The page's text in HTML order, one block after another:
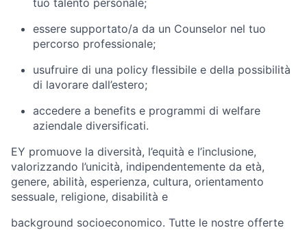
tuo talento personale;
essere supportato/a da un Counselor nel tuo
percorso professionale;
usufruire di una policy flessibile e della possibilità
di lavorare dall’estero;
accedere a benefits e programmi di welfare
aziendale diversificati.
EY promuove la diversità, l’equità e l’inclusione,
valorizzando l’unicità, indipendentemente da età,
genere, abilità, esperienza, cultura, orientamento
sessuale, religione, disabilità e
background socioeconomico. Tutte le nostre offerte